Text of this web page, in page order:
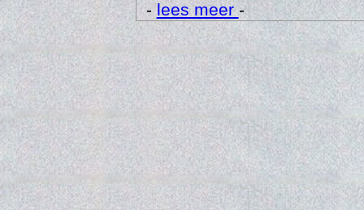
kijken naar de graanveldjes
-lees meer-